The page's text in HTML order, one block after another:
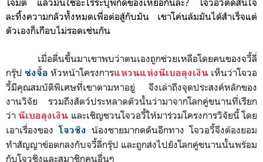
ละทิ้งความกลัวทั้งหมดเพื่อต่อสู้กับมัน เขาโค่นล้มมันได้สำเร็จแต่
ตัวเองก็เกือบไม่รอดเช่นกัน
เมื่อตื่นขึ้นมาเขาพบว่าตนเองถูกช่วยเหลือโดยคนของจวี้ลี่
กรุ๊ป ซ่งจื้อ หัวหน้าโครงการแหวนแห่งนีเบอลุงเงิน เห็นว่าโจวอ
วี้มีคุณสมบัติพิเศษที่เขาตามหาอยู่ จึงเล่าถึงจุดประสงค์หลักของ
งานวิจัย รวมถึงสัตว์ประหลาดตัวนั้นว่ามาจากโลกคู่ขนานที่เรียก
ว่านีเบอลุงเงิน และเชิญชวนโจวอวี้ให้มาร่วมโครงการวิจัยนี้ โดย
เอาเรื่องของโจวชิง น้องชายมากดดันอีกทาง โจวอวี้จึงต้องยอม
ทำสัญญาข้อตกลงกับจวี้ลี่กรุ๊ป และถูกส่งไปยังโลกคู่ขนานนั้นพร้อม
กับโจวชิงและสมาชิกคนอื่นๆ